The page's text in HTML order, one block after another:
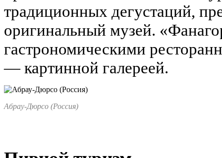
традиционных дегустаций,
оригинальный музей.
гастрономическими
— картинной галереей.
Абрау-Дюрсо (Россия)